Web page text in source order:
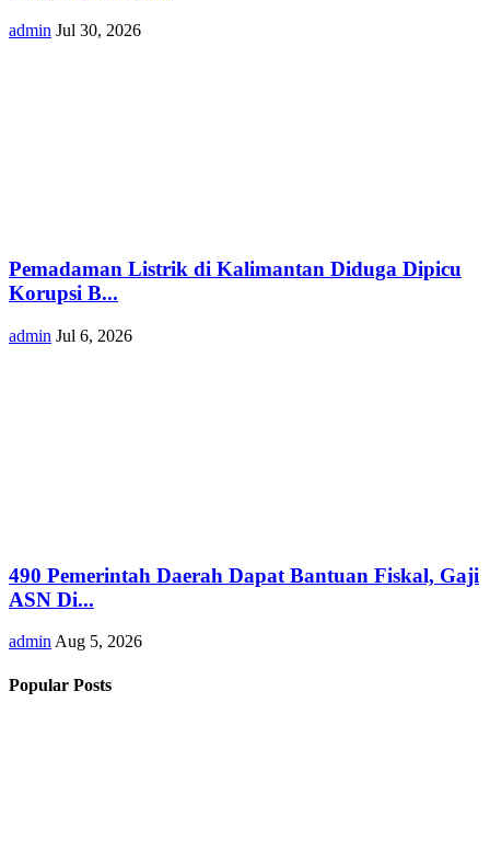
admin Jul 30, 2026
Pemadaman Listrik di Kalimantan Diduga Dipicu
Korupsi B...
admin Jul 6, 2026
490 Pemerintah Daerah Dapat Bantuan Fiskal, Gaji
ASN Di...
adminAug 5, 2026
Popular Posts